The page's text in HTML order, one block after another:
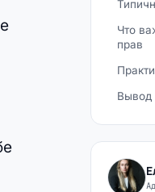
Что
прав
Вывод